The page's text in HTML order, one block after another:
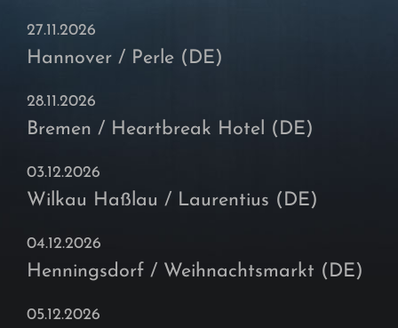
27.11.2026
Hannover / Perle (DE)
28.11.2026
Bremen / Heartbreak Hotel (DE)
03.12.2026
Wilkau Haßlau / Laurentius (DE)
04.12.2026
Henningsdorf / Weihnachtsmarkt (DE)
05.12.2026